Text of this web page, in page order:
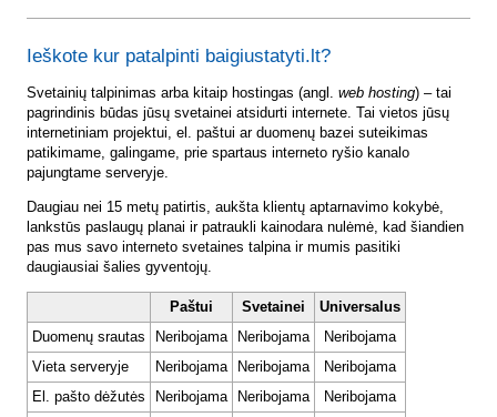
Ieškote kur patalpinti baigiustatyti.lt?
Svetainių talpinimas arba kitaip hostingas (angl. web hosting) – tai
pagrindinis būdas jūsų svetainei atsidurti internete. Tai vietos jūsų
internetiniam projektui, el. paštui ar duomenų bazei suteikimas
patikimame, galingame, prie spartaus interneto ryšio kanalo
pajungtame serveryje.
Daugiau nei 15 metų patirtis, aukšta klientų aptarnavimo kokybė,
lankstūs paslaugų planai ir patraukli kainodara nulėmė, kad šiandien
pas mus savo interneto svetaines talpina ir mumis pasitiki
daugiausiai šalies gyventojų.
Paštui Svetainei
Universalus
Duomenų srautas
Neribojama Neribojama
Neribojama
Vieta serveryje
Neribojama Neribojama
Neribojama
El. pašto dėžutės
Neribojama Neribojama
Neribojama